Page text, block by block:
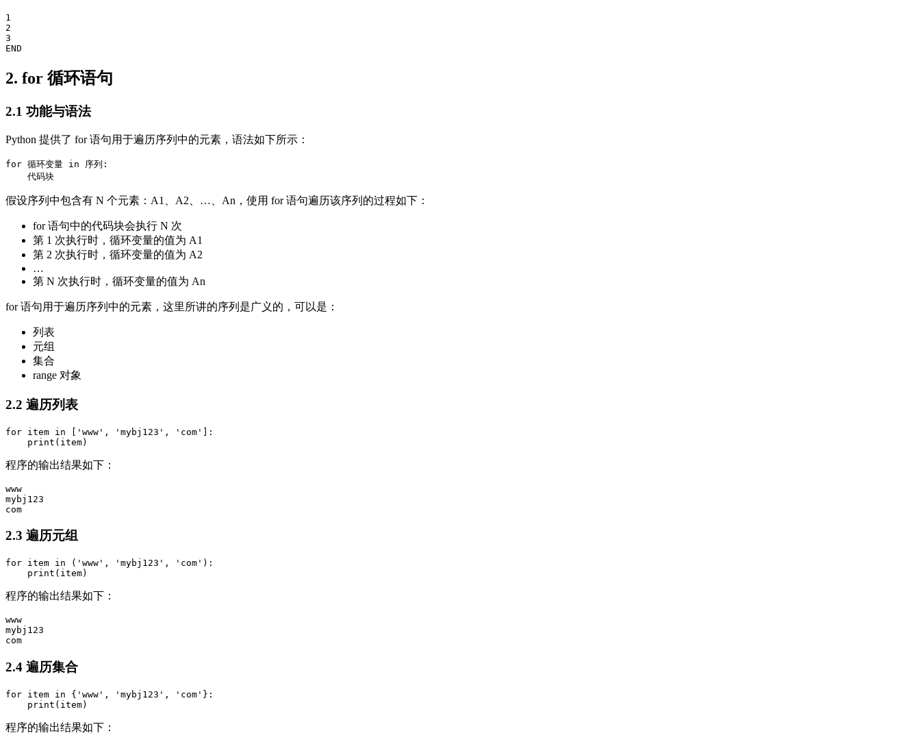
1
2
3
2. for 循环语句
2.1 功能与语法
Python 提供了 for 语句用于遍历序列中的元素，语法如下所示：
for 循环变量 in 序列:
假设序列中包含有 N 个元素：A1、A2、…、An，使用 for 语句遍历该序列的过程如下：
for 语句中的代码块会执行 N 次
第 1 次执行时，循环变量的值为 A1
第 2 次执行时，循环变量的值为 A2
…
第 N 次执行时，循环变量的值为 An
for 语句用于遍历序列中的元素，这里所讲的序列是广义的，可以是：
列表
元组
集合
range 对象
2.2 遍历列表
for item in ['www', 'mybj123', 'com']:
    print(item)
程序的输出结果如下：
www
mybj123
2.3 遍历元组
for item in ('www', 'mybj123', 'com'):
    print(item)
程序的输出结果如下：
www
mybj123
2.4 遍历集合
for item in {'www', 'mybj123', 'com'}:
    print(item)
程序的输出结果如下：